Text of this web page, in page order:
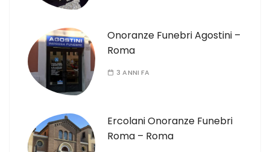
Onoranze Funebri Agostini –
Roma
3 ANNI FA
Ercolani Onoranze Funebri
Roma – Roma